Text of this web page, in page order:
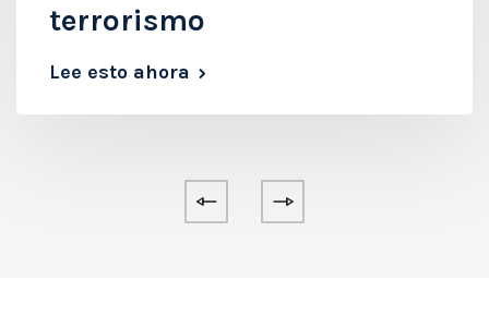
terrorismo
Lee esto ahora